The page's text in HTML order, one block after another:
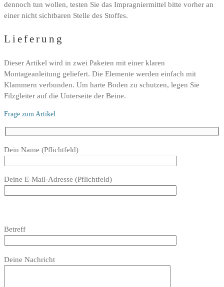
dennoch tun wollen, testen Sie das Impragniermittel bitte vorher an
einer nicht sichtbaren Stelle des Stoffes.
Lieferung
Dieser Artikel wird in zwei Paketen mit einer klaren
Montageanleitung geliefert. Die Elemente werden einfach mit
Klammern verbunden. Um harte Boden zu schutzen, legen Sie
Filzgleiter auf die Unterseite der Beine.
Frage zum Artikel
Bitte
Feld
leer.
Dein Name (Pflichtfeld)
Deine E-Mail-Adresse (Pflichtfeld)
dieses
lasse
dieses
leer.
Betreff
lasse
Deine Nachricht